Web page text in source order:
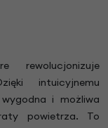
rewolucjonizuje
intuicyjnemu
i możliwa
powietrza. To